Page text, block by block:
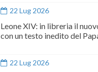
22 Lug 2026
Leone XIV: in libreria il
con un testo inedito del
22 Lug 2026